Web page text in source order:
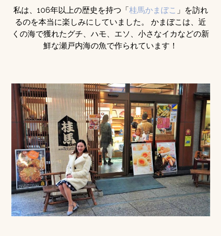
私は、106年以上の歴史を持つ「桂馬かまぼこ 」を訪れ
るのを本当に楽しみにしていました。 かまぼこは、近
くの海で獲れたグチ、ハモ、エソ、小さなイカなどの新
鮮な瀬戸内海の魚で作られています！